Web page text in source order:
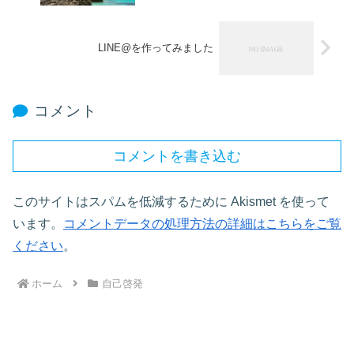
LINE@を作ってみました
コメント
コメントを書き込む
このサイトはスパムを低減するために Akismet を使って
います。
コメントデータの処理方法の詳細はこちらをご覧
ください。
ホーム 自己啓発